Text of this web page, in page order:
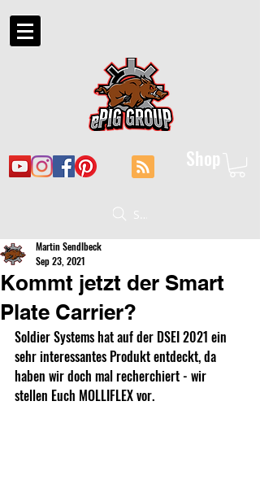
Shop
Suche
Kommt jetzt der Smart
Plate Carrier?
Martin Sendlbeck
Sep 23, 2021
Soldier Systems hat auf der DSEI 2021 ein
sehr interessantes Produkt entdeckt, da
haben wir doch mal recherchiert - wir
stellen Euch MOLLIFLEX vor.